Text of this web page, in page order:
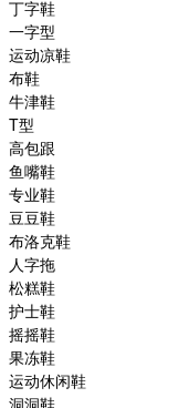
丁字鞋
一字型
运动凉鞋
布鞋
牛津鞋
T型
高包跟
鱼嘴鞋
专业鞋
豆豆鞋
布洛克鞋
人字拖
松糕鞋
护士鞋
摇摇鞋
果冻鞋
运动休闲鞋
洞洞鞋